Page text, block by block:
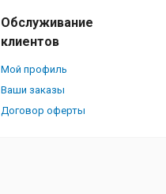
Обслуживание
клиентов
Мой профиль
Ваши заказы
Договор оферты